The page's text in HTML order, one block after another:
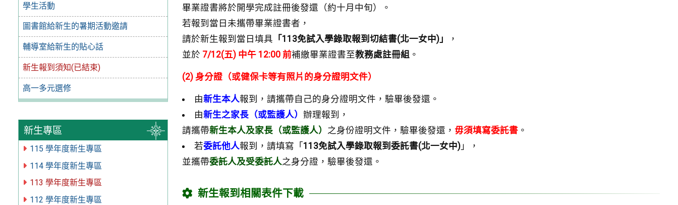
學生活動
圖書館給新生的暑期活動邀請
輔導室給新生的貼心話
新生報到須知(已結束)
高一多元選修
新生專區
115 學年度新生專區
114 學年度新生專區
113 學年度新生專區
112 學年度新生專區
畢業證書將於開學完成註冊後發還（約十月中旬）。
若報到當日未攜帶畢業證書者，
請於新生報到當日填具 「113免試入學錄取報到切結書(北一女中)」
，
並於 7/12(五) 中午 12:00 前補繳畢業證書至教務處註冊組 。
(2) 身分證 （或健保卡等有照片的身分證明文件）
由新生本人報到，請攜帶自己的身分證明文件，驗畢後發還。
由新生之家長（或監護人） 辦理報到，
請攜帶新生本人及家長（或監護人） 之身份證明文件，驗畢後發還， 毋須填寫委託書 。
若委託他人報到，請填寫「 113免試入學錄取報到委託書(北一女中)」，
並攜帶委託人及受委託人之身分證，驗畢後發還。
新生報到相關表件下載